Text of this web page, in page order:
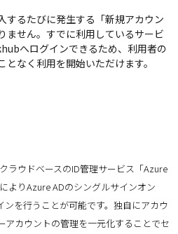
するたびに発生する「新規アカウン
ません。すでに利用しているサービ
へログインできるため、利用者の
なく利用を開始いただけます。
ラウドベースのID管理サービス「Azure
よりAzure ADのシングルサインオン
ンを行うことが可能です。独自にアカウ
アカウントの管理を一元化することでセ